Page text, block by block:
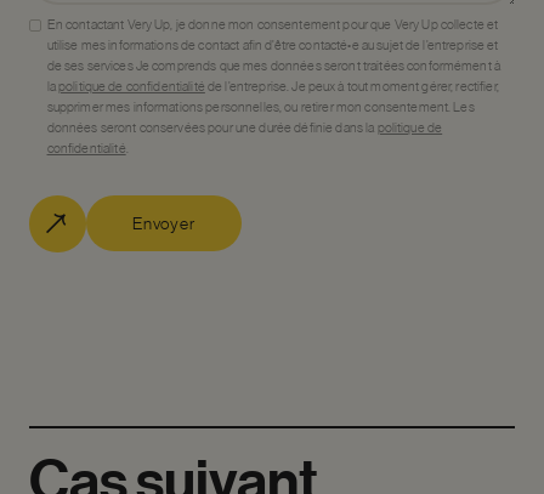
En contactant Very Up, je donne mon consentement pour que Very Up collecte et
utilise mes informations de contact afin d’être contacté•e au sujet de l’entreprise et
de ses services Je comprends que mes données seront traitées conformément à
lapolitique de confidentialité de l’entreprise. Je peux à tout moment gérer, rectifier,
supprimer mes informations personnelles, ou retirer mon consentement. Les
données seront conservées pour une durée définie dans la politique de
confidentialité
Envoyer